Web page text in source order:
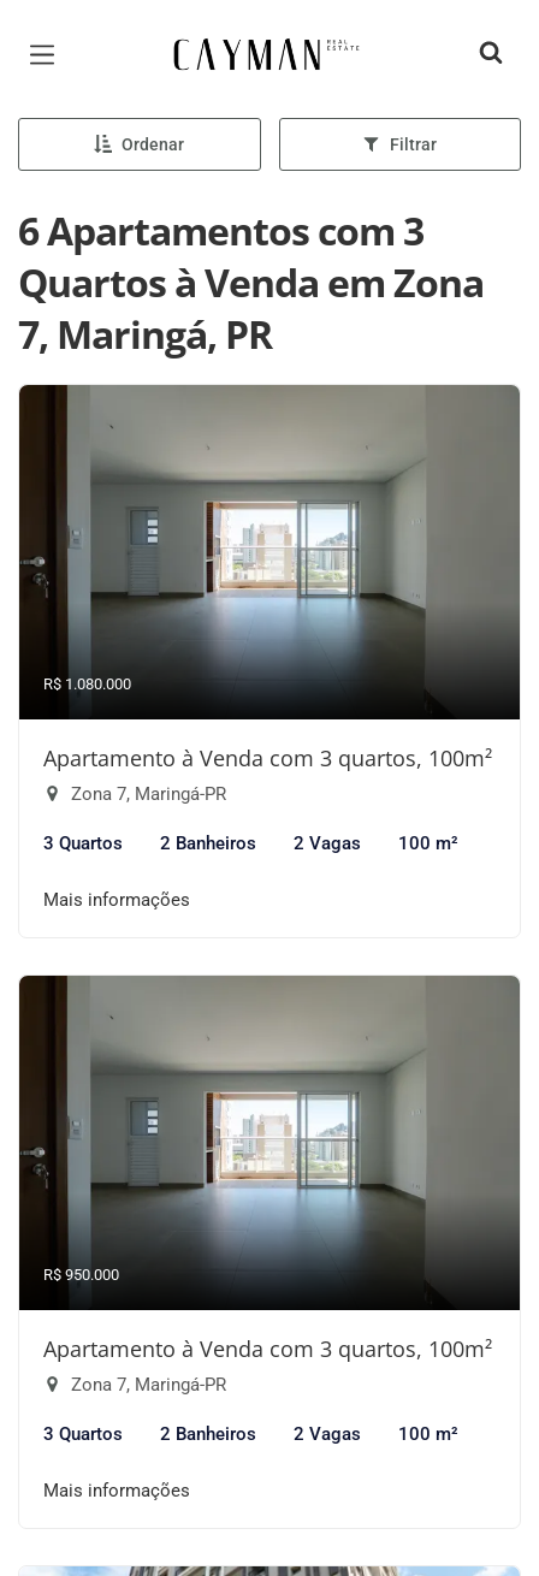
Página inicial
Ordenar Filtrar
6 Apartamentos com 3
Quartos à Venda em Zona
7, Maringá, PR
R$ 1.080.000
Apartamento à Venda com 3 quartos, 100m²
Zona 7, Maringá-PR
3 Quartos 2 Banheiros 2 Vagas 100 m²
Mais informações
R$ 950.000
Apartamento à Venda com 3 quartos, 100m²
Zona 7, Maringá-PR
3 Quartos 2 Banheiros 2 Vagas 100 m²
Mais informações